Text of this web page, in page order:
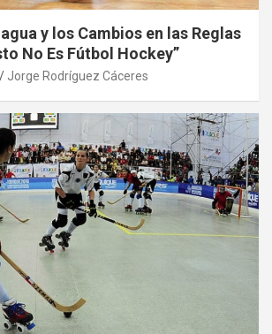
y los Cambios en las Reglas
No Es Fútbol Hockey”
Jorge Rodríguez Cáceres